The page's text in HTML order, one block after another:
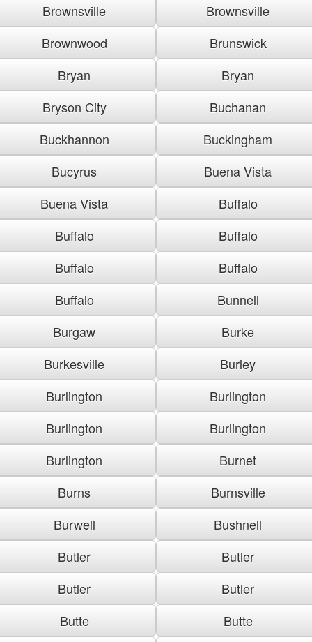
Brownsville
Brownsville
Brownwood
Brunswick
Bryan
Bryan
Bryson City
Buchanan
Buckhannon
Buckingham
Bucyrus
Buena Vista
Buena Vista
Buffalo
Buffalo
Buffalo
Buffalo
Buffalo
Buffalo
Bunnell
Burgaw
Burke
Burkesville
Burley
Burlington
Burlington
Burlington
Burlington
Burlington
Burnet
Burns
Burnsville
Burwell
Bushnell
Butler
Butler
Butler
Butler
Butte
Butte